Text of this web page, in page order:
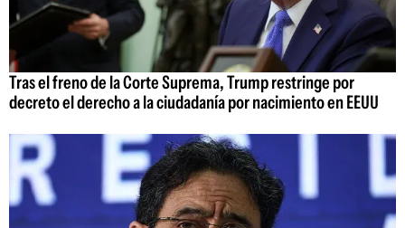
Tras el freno de la Corte Suprema, Trump restringe por
decreto el derecho a la ciudadanía por nacimiento en EEUU